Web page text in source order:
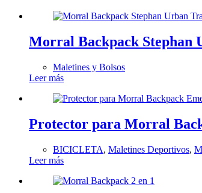
Morral Backpack Stephan
Maletines y Bolsos
Leer más
Protector para Morral
BICICLETA, Maletines Deportivos,
Leer más